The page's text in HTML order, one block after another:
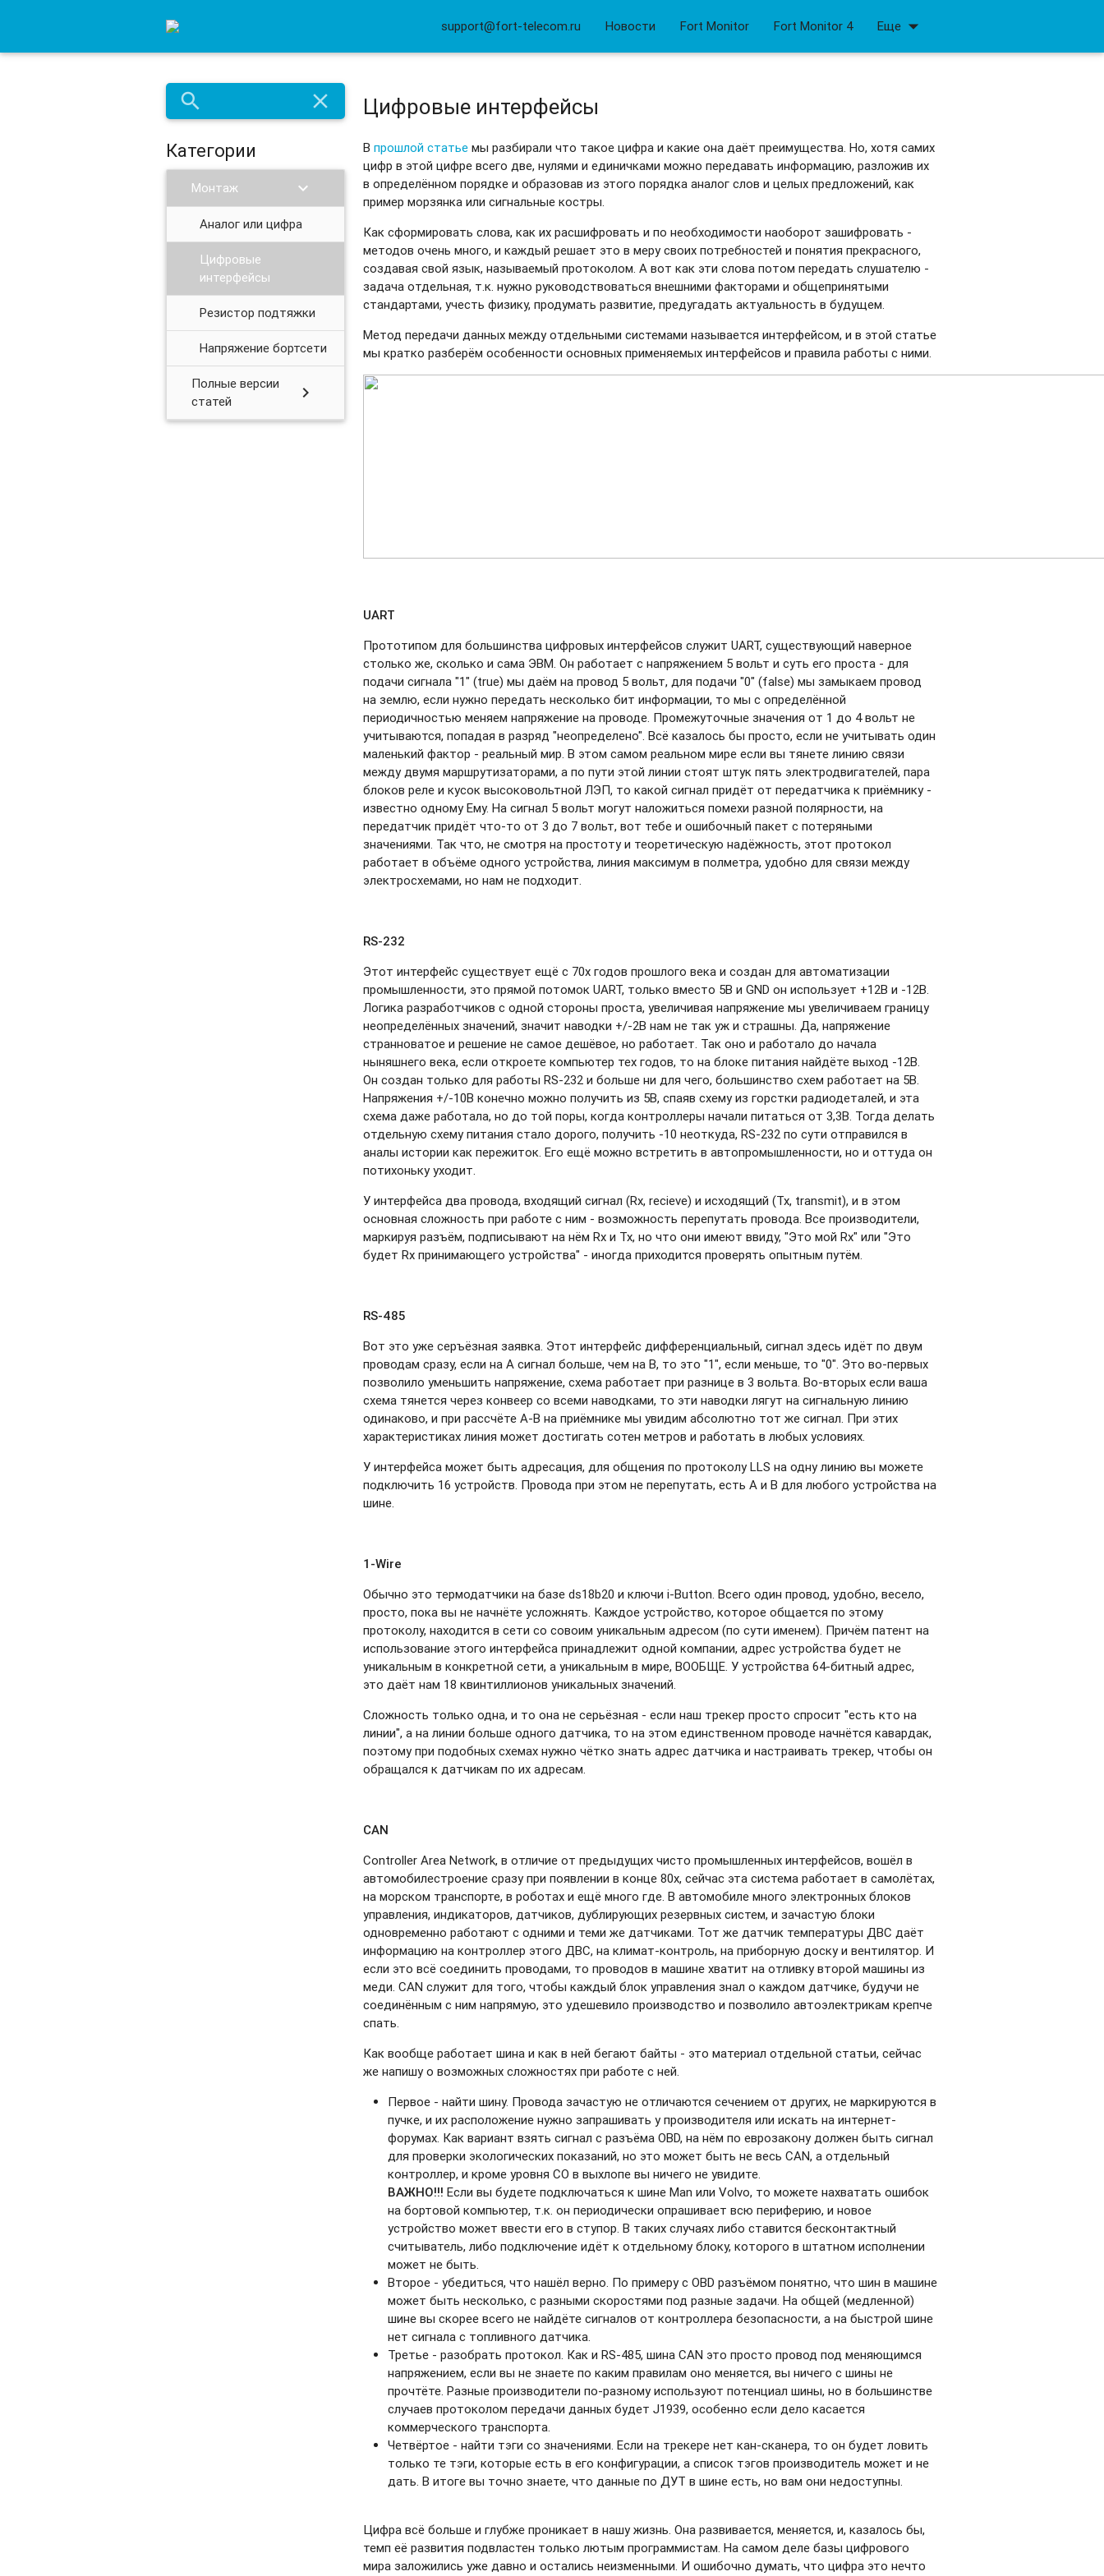
support@fort-telecom.ru Новости Fort Monitor Fort Monitor 4 Еще arrow_drop_down
search close
Категории
Монтаж chevron_right
Аналог или цифра
Цифровые
интерфейсы
Резистор подтяжки
Напряжение бортсети
Полные версии
статей
chevron_right
Цифровые интерфейсы
Впрошлой статье мы разбирали что такое цифра и какие она даёт преимущества. Но, хотя самих
цифр в этой цифре всего две, нулями и единичками можно передавать информацию, разложив их
в определённом порядке и образовав из этого порядка аналог слов и целых предложений, как
пример морзянка или сигнальные костры.
Как сформировать слова, как их расшифровать и по необходимости наоборот зашифровать -
методов очень много, и каждый решает это в меру своих потребностей и понятия прекрасного,
создавая свой язык, называемый протоколом. А вот как эти слова потом передать слушателю -
задача отдельная, т.к. нужно руководствоваться внешними факторами и общепринятыми
стандартами, учесть физику, продумать развитие, предугадать актуальность в будущем.
Метод передачи данных между отдельными системами называется интерфейсом, и в этой статье
мы кратко разберём особенности основных применяемых интерфейсов и правила работы с ними.
UART
Прототипом для большинства цифровых интерфейсов служит UART, существующий наверное
столько же, сколько и сама ЭВМ. Он работает с напряжением 5 вольт и суть его проста - для
подачи сигнала "1" (true) мы даём на провод 5 вольт, для подачи "0" (false) мы замыкаем провод
на землю, если нужно передать несколько бит информации, то мы с определённой
периодичностью меняем напряжение на проводе. Промежуточные значения от 1 до 4 вольт не
учитываются, попадая в разряд "неопределено". Всё казалось бы просто, если не учитывать один
маленький фактор - реальный мир. В этом самом реальном мире если вы тянете линию связи
между двумя маршрутизаторами, а по пути этой линии стоят штук пять электродвигателей, пара
блоков реле и кусок высоковольтной ЛЭП, то какой сигнал придёт от передатчика к приёмнику -
известно одному Ему. На сигнал 5 вольт могут наложиться помехи разной полярности, на
передатчик придёт что-то от 3 до 7 вольт, вот тебе и ошибочный пакет с потеряными
значениями. Так что, не смотря на простоту и теоретическую надёжность, этот протокол
работает в объёме одного устройства, линия максимум в полметра, удобно для связи между
электросхемами, но нам не подходит.
RS-232
Этот интерфейс существует ещё с 70х годов прошлого века и создан для автоматизации
промышленности, это прямой потомок UART, только вместо 5В и GND он использует +12В и -12В.
Логика разработчиков с одной стороны проста, увеличивая напряжение мы увеличиваем границу
неопределённых значений, значит наводки +/-2В нам не так уж и страшны. Да, напряжение
странноватое и решение не самое дешёвое, но работает. Так оно и работало до начала
ныняшнего века, если откроете компьютер тех годов, то на блоке питания найдёте выход -12В.
Он создан только для работы RS-232 и больше ни для чего, большинство схем работает на 5В.
Напряжения +/-10В конечно можно получить из 5В, спаяв схему из горстки радиодеталей, и эта
схема даже работала, но до той поры, когда контроллеры начали питаться от 3,3В. Тогда делать
отдельную схему питания стало дорого, получить -10 неоткуда, RS-232 по сути отправился в
аналы истории как пережиток. Его ещё можно встретить в автопромышленности, но и оттуда он
потихоньку уходит.
У интерфейса два провода, входящий сигнал (Rx, recieve) и исходящий (Tx, transmit), и в этом
основная сложность при работе с ним - возможность перепутать провода. Все производители,
маркируя разъём, подписывают на нём Rx и Tx, но что они имеют ввиду, "Это мой Rx" или "Это
будет Rx принимающего устройства" - иногда приходится проверять опытным путём.
RS-485
Вот это уже серъёзная заявка. Этот интерфейс дифференциальный, сигнал здесь идёт по двум
проводам сразу, если на А сигнал больше, чем на В, то это "1", если меньше, то "0". Это во-первых
позволило уменьшить напряжение, схема работает при разнице в 3 вольта. Во-вторых если ваша
схема тянется через конвеер со всеми наводками, то эти наводки лягут на сигнальную линию
одинаково, и при рассчёте А-В на приёмнике мы увидим абсолютно тот же сигнал. При этих
характеристиках линия может достигать сотен метров и работать в любых условиях.
У интерфейса может быть адресация, для общения по протоколу LLS на одну линию вы можете
подключить 16 устройств. Провода при этом не перепутать, есть А и В для любого устройства на
шине.
1-Wire
Обычно это термодатчики на базе ds18b20 и ключи i-Button. Всего один провод, удобно, весело,
просто, пока вы не начнёте усложнять. Каждое устройство, которое общается по этому
протоколу, находится в сети со совоим уникальным адресом (по сути именем). Причём патент на
использование этого интерфейса принадлежит одной компании, адрес устройства будет не
уникальным в конкретной сети, а уникальным в мире, ВООБЩЕ. У устройства 64-битный адрес,
это даёт нам 18 квинтиллионов уникальных значений.
Сложность только одна, и то она не серьёзная - если наш трекер просто спросит "есть кто на
линии", а на линии больше одного датчика, то на этом единственном проводе начнётся кавардак,
поэтому при подобных схемах нужно чётко знать адрес датчика и настраивать трекер, чтобы он
обращался к датчикам по их адресам.
CAN
Controller Area Network, в отличие от предыдущих чисто промышленных интерфейсов, вошёл в
автомобилестроение сразу при появлении в конце 80х, сейчас эта система работает в самолётах,
на морском транспорте, в роботах и ещё много где. В автомобиле много электронных блоков
управления, индикаторов, датчиков, дублирующих резервных систем, и зачастую блоки
одновременно работают с одними и теми же датчиками. Тот же датчик температуры ДВС даёт
информацию на контроллер этого ДВС, на климат-контроль, на приборную доску и вентилятор. И
если это всё соединить проводами, то проводов в машине хватит на отливку второй машины из
меди. CAN служит для того, чтобы каждый блок управления знал о каждом датчике, будучи не
соединённым с ним напрямую, это удешевило производство и позволило автоэлектрикам крепче
спать.
Как вообще работает шина и как в ней бегают байты - это материал отдельной статьи, сейчас
же напишу о возможных сложностях при работе с ней.
Первое - найти шину. Провода зачастую не отличаются сечением от других, не маркируются в
пучке, и их расположение нужно запрашивать у производителя или искать на интернет-
форумах. Как вариант взять сигнал с разъёма OBD, на нём по еврозакону должен быть сигнал
для проверки экологических показаний, но это может быть не весь CAN, а отдельный
контроллер, и кроме уровня CO в выхлопе вы ничего не увидите.
ВАЖНО!!! Если вы будете подключаться к шине Man или Volvo, то можете нахватать ошибок
на бортовой компьютер, т.к. он периодически опрашивает всю периферию, и новое
устройство может ввести его в ступор. В таких случаях либо ставится бесконтактный
считыватель, либо подключение идёт к отдельному блоку, которого в штатном исполнении
может не быть.
Второе - убедиться, что нашёл верно. По примеру с OBD разъёмом понятно, что шин в машине
может быть несколько, с разными скоростями под разные задачи. На общей (медленной)
шине вы скорее всего не найдёте сигналов от контроллера безопасности, а на быстрой шине
нет сигнала с топливного датчика.
Третье - разобрать протокол. Как и RS-485, шина CAN это просто провод под меняющимся
напряжением, если вы не знаете по каким правилам оно меняется, вы ничего с шины не
прочтёте. Разные производители по-разному используют потенциал шины, но в большинстве
случаев протоколом передачи данных будет J1939, особенно если дело касается
коммерческого транспорта.
Четвёртое - найти тэги со значениями. Если на трекере нет кан-сканера, то он будет ловить
только те тэги, которые есть в его конфигурации, а список тэгов производитель может и не
дать. В итоге вы точно знаете, что данные по ДУТ в шине есть, но вам они недоступны.
Цифра всё больше и глубже проникает в нашу жизнь. Она развивается, меняется, и, казалось бы,
темп её развития подвластен только лютым программистам. На самом деле базы цифрового
мира заложились уже давно и остались неизменными. И ошибочно думать, что цифра это нечто